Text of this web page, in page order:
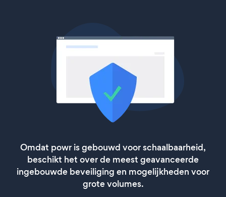
Omdat powr is gebouwd voor schaalbaarheid,
beschikt het over de meest geavanceerde
ingebouwde beveiliging en mogelijkheden voor
grote volumes.